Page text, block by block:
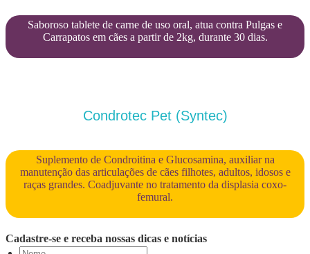
Saboroso tablete de carne de uso oral, atua contra Pulgas e
Carrapatos em cães a partir de 2kg, durante 30 dias.
Condrotec Pet (Syntec)
Suplemento de Condroitina e Glucosamina, auxiliar na
manutenção das articulações de cães filhotes, adultos, idosos e
raças grandes. Coadjuvante no tratamento da displasia coxo-
femural.
Cadastre-se e receba nossas dicas e notícias